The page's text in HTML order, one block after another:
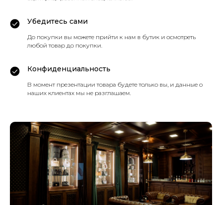
Убедитесь сами
До покупки вы можете прийти к нам в бутик и осмотреть
любой товар до покупки.
Конфиденциальность
В момент презентации товара будете только вы, и данные о
наших клиентах мы не разглашаем.